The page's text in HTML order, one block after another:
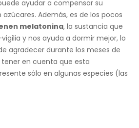
ayudar a compensar su
Además, es de los pocos
melatonina, la sustancia que
y nos ayuda a dormir mejor, lo
agradecer durante los meses de
en cuenta que esta
sólo en algunas especies (las